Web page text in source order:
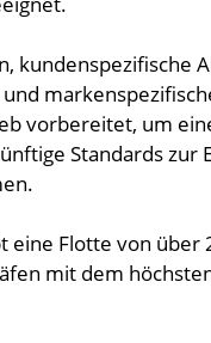
kundenspezifische
vorbereitet, um
Standards zur
Flotte von über
mit dem